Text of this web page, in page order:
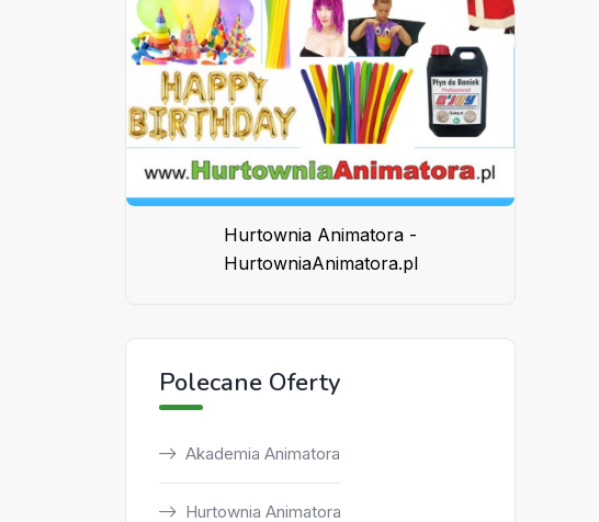
Hurtownia Animatora -
HurtowniaAnimatora.pl
Polecane Oferty
Akademia Animatora
Hurtownia Animatora